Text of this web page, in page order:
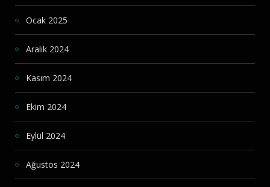
Ocak 2025
Aralık 2024
Kasım 2024
Ekim 2024
Eylül 2024
Ağustos 2024